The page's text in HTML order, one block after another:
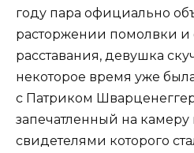
году пара официально
расторжении помолвки и
расставания, девушка
некоторое время уже
с Патриком
запечатленный на камеру
свидетелями которого